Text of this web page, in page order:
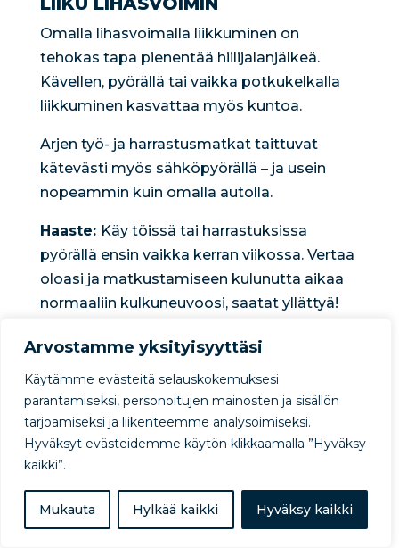
Arvostamme yksityisyyttäsi
Käytämme evästeitä selauskokemuksesi
parantamiseksi, personoitujen mainosten ja sisällön
tarjoamiseksi ja liikenteemme analysoimiseksi.
Hyväksyt evästeidemme käytön klikkaamalla ”Hyväksy
kaikki”.
Mukauta Hylkää kaikki Hyväksy kaikki
Omalla lihasvoimalla liikkuminen on
tehokas tapa pienentää hiilijalanjälkeä.
Kävellen, pyörällä tai vaikka potkukelkalla
liikkuminen kasvattaa myös kuntoa.
Arjen työ- ja harrastusmatkat taittuvat
kätevästi myös sähköpyörällä –ja usein
nopeammin kuin omalla autolla.
Haaste: Käy töissä tai harrastuksissa
pyörällä ensin vaikka kerran viikossa. Vertaa
oloasi ja matkustamiseen kulunutta aikaa
normaaliin kulkuneuvoosi, saatat yllättyä!
INSPIRAATIO